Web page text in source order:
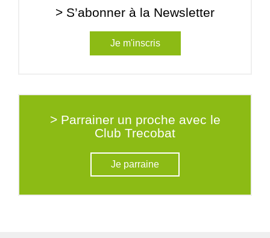
> S’abonner à la Newsletter
Je m'inscris
> Parrainer un proche avec le
Club Trecobat
Je parraine